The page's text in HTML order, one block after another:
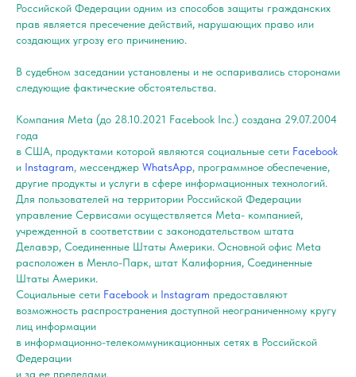
Российской Федерации одним из способов защиты гражданских
прав является пресечение действий, нарушающих право или
создающих угрозу его причинению.
В судебном заседании установлены и не оспаривались сторонами
следующие фактические обстоятельства.
Компания Meta (до 28.10.2021 Facebook Inc.) создана 29.07.2004
года
в США, продуктами которой являются социальные сети Facebook
и Instagram, мессенджер WhatsApp, программное обеспечение,
другие продукты и услуги в сфере информационных технологий.
Для пользователей на территории Российской Федерации
управление Сервисами осуществляется Meta- компанией,
учрежденной в соответствии с законодательством штата
Делавэр, Соединенные Штаты Америки. Основной офис Meta
расположен в Менло-Парк, штат Калифорния, Соединенные
Штаты Америки.
Социальные сети Facebook и Instagram предоставляют
возможность распространения доступной неограниченному кругу
лиц информации
в информационно-телекоммуникационных сетях в Российской
Федерации
и за ее пределами.